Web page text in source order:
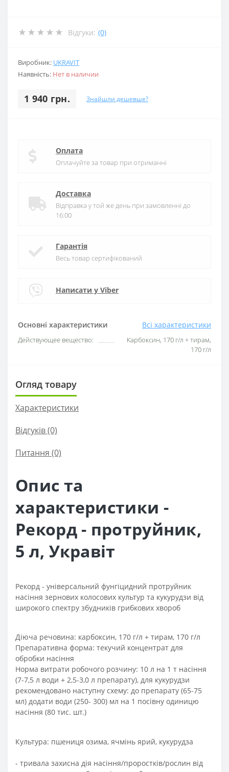
Відгуки: (0)
Виробник: UKRAVIT
Наявність: Нет в наличии
1 940 грн. Знайшли дешевше?
Основні характеристики Всі характеристики
Действующее вещество:
Карбоксин, 170 г/л + тирам,
170 г/л
Оплата
Оплачуйте за товар при отриманні
Доставка
Відправка у той же день при замовленні до
16:00
Гарантія
Весь товар сертифікований
Написати у Viber
Огляд товару
Характеристики
Відгуків (0)
Питання (0)
Опис та
характеристики -
Рекорд - протруйник,
5 л, Укравіт
Рекорд - універсальний фунгіцидний протруйник
насіння зернових колосових культур та кукурудзи від
широкого спектру збудників грибкових хвороб
Діюча речовина: карбоксин, 170 г/л + тирам, 170 г/л
Препаративна форма: текучий концентрат для
обробки насіння
Норма витрати робочого розчину: 10 л на 1 т насіння
(7-7,5 л води + 2,5-3,0 л препарату), для кукурудзи
рекомендовано наступну схему: до препарату (65-75
мл) додати води (250- 300) мл на 1 посівну одиницю
насіння (80 тис. шт.)
Культура: пшениця озима, ячмінь ярий, кукурудза
- тривала захисна дія насіння/проростків/рослин від